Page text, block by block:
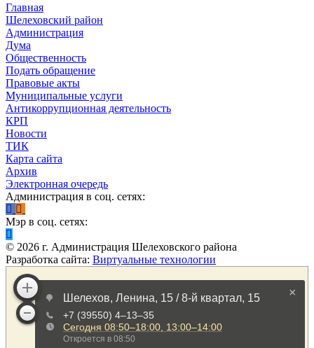
Главная
Шелеховский район
Администрация
Дума
Общественность
Подать обращение
Правовые акты
Муниципальные услуги
Антикоррупционная деятельность
КРП
Новости
ТИК
Карта сайта
Архив
Электронная очередь
Администрация в соц. сетях:
Мэр в соц. сетях:
© 2026 г. Администрация Шелеховского района
Разработка сайта: Виртуальные технологии